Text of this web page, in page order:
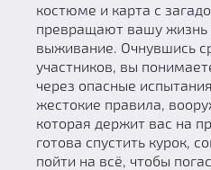
костюме и карта с
превращают вашу жизнь
выживание. Очнувшись
участников, вы
через опасные
жестокие правила,
которая держит вас на
готова спустить курок,
пойти на всё, чтобы